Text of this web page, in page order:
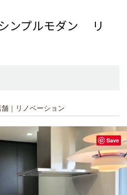
ンプルモダン リ
｜リノベーション
Save